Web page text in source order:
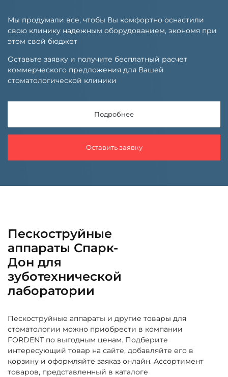
Мы продумали все, чтобы Вы комфортно оснастили
свою клинику надежным оборудованием, экономя при
этом свой бюджет
Оставьте заявку и получите бесплатный расчет
коммерческого предложения для Вашей
стоматологической клиники
Подробнее
Оставить заявку
Пескоструйные
аппараты Спарк-
Дон для
зуботехнической
лаборатории
Пескоструйные аппараты и другие товары для
стоматологии можно приобрести в компании
FORDENT по выгодным ценам. Подберите
интересующий товар на сайте, добавляйте его в
корзину и оформляйте заяказ онлайн. Ассортимент
товаров, представленный в каталоге